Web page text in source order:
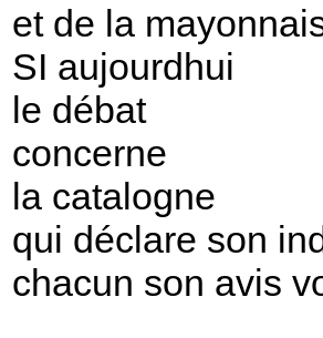
et de la
SI aujourdhui
le débat
concerne
la catalogne
qui déclare son
chacun son avis